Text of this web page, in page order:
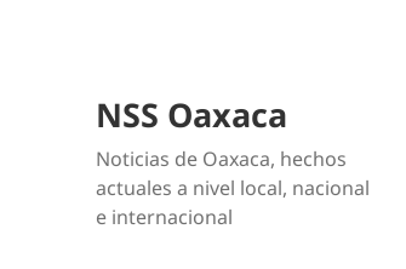
NSS Oaxaca
Noticias de Oaxaca, hechos
actuales a nivel local, nacional
e internacional